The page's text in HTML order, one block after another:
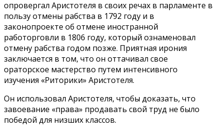
опровергал Аристотеля в своих речах в парламенте в
пользу отмены рабства в 1792 году и в
законопроекте об отмене иностранной
работорговли в 1806 году, который ознаменовал
отмену рабства годом позже. Приятная ирония
заключается в том, что он оттачивал свое
ораторское мастерство путем интенсивного
изучения «Риторики» Аристотеля.
Он использовал Аристотеля, чтобы доказать, что
завоевание «права» продавать свой труд не было
победой для низших классов.